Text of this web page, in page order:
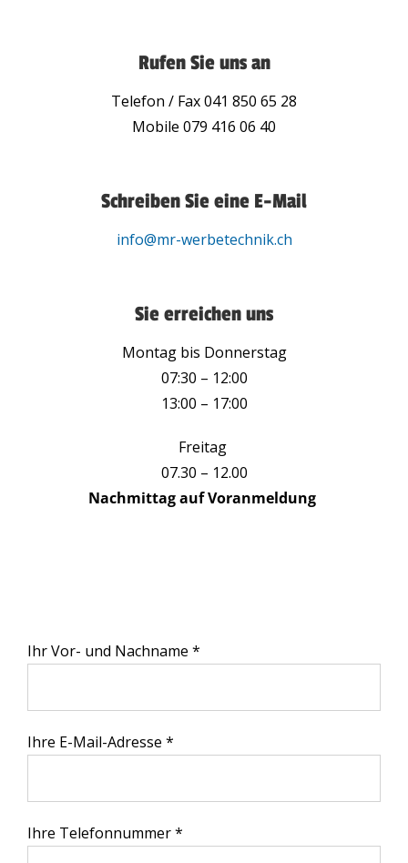
Rufen Sie uns an
Telefon / Fax 041 850 65 28
Mobile 079 416 06 40
Schreiben Sie eine E-Mail
info@mr-werbetechnik.ch
Sie erreichen uns
Montag bis Donnerstag
07:30 – 12:00
13:00 – 17:00
Freitag
07.30 – 12.00
Nachmittag auf Voranmeldung
Ihr Vor- und Nachname *
Ihre E-Mail-Adresse *
Ihre Telefonnummer *